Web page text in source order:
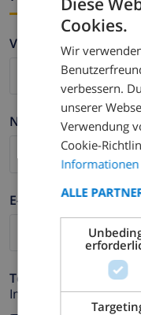
Vorname *
Nachname *
E-mail *
Telefonnummer *
Im Fall Ihre E-mail
Cookies.
Wir
verbessern.
unserer
Verwendung
Cookie-
Informationen
ALLE